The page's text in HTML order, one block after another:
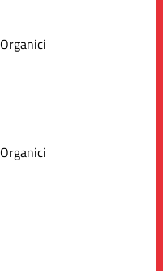
Organici
Organici